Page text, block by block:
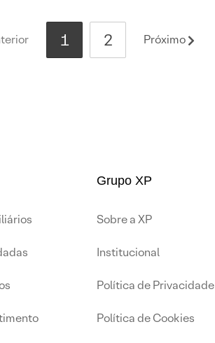
1 2 Próximo
Grupo XP
Sobre a XP
Institucional
Política de Privacidade
Política de Cookies